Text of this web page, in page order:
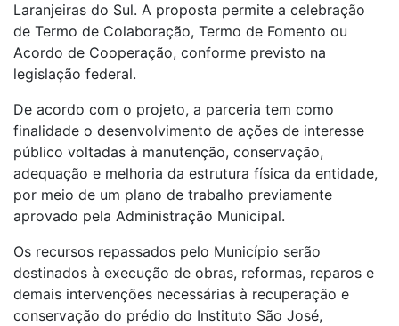
Laranjeiras do Sul. A proposta permite a celebração
de Termo de Colaboração, Termo de Fomento ou
Acordo de Cooperação, conforme previsto na
legislação federal.
De acordo com o projeto, a parceria tem como
finalidade o desenvolvimento de ações de interesse
público voltadas à manutenção, conservação,
adequação e melhoria da estrutura física da entidade,
por meio de um plano de trabalho previamente
aprovado pela Administração Municipal.
Os recursos repassados pelo Município serão
destinados à execução de obras, reformas, reparos e
demais intervenções necessárias à recuperação e
conservação do prédio do Instituto São José,